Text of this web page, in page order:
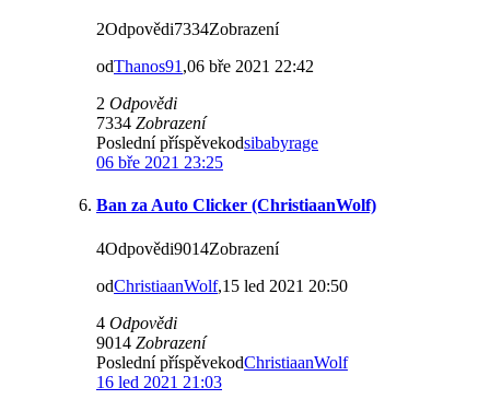
2Odpovědi7334Zobrazení
odThanos91 ,06 bře 2021 22:42
2 Odpovědi
7334 Zobrazení
Poslední příspěvekodsibabyrage
06 bře 2021 23:25
Ban za Auto Clicker (ChristiaanWolf)
4Odpovědi9014Zobrazení
odChristiaanWolf,15 led 2021 20:50
4 Odpovědi
9014 Zobrazení
Poslední příspěvekodChristiaanWolf
16 led 2021 21:03